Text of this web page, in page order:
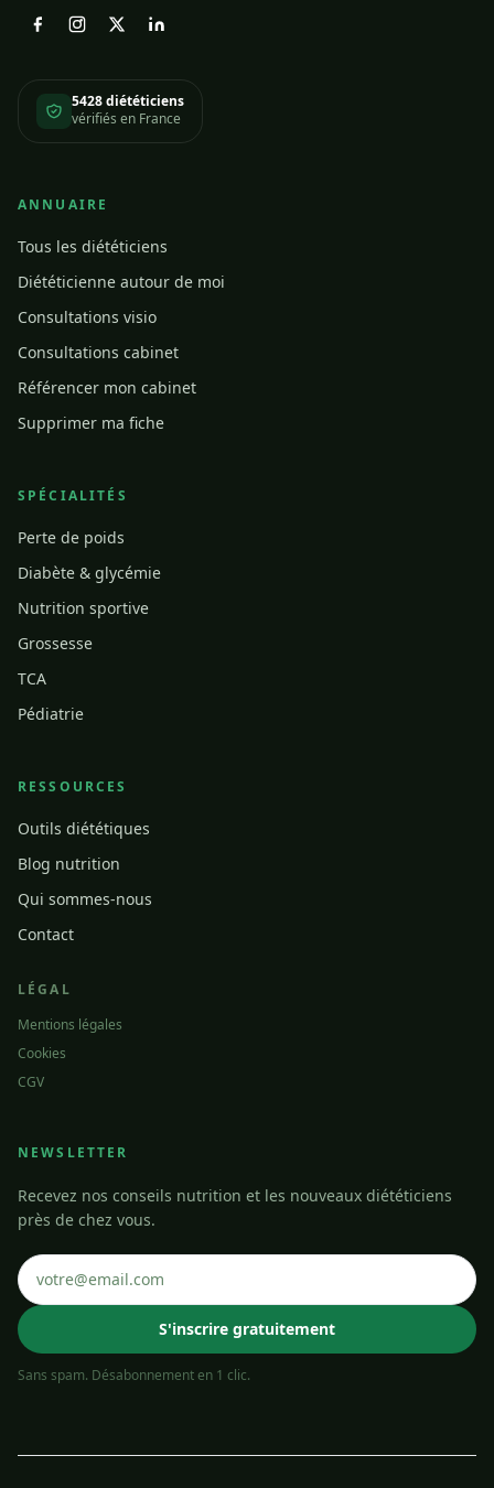
5428 diététiciens
vérifiés en France
ANNUAIRE
Tous les diététiciens
Diététicienne autour de moi
Consultations visio
Consultations cabinet
Référencer mon cabinet
Supprimer ma fiche
SPÉCIALITÉS
Perte de poids
Diabète & glycémie
Nutrition sportive
Grossesse
TCA
Pédiatrie
RESSOURCES
Outils diététiques
Blog nutrition
Qui sommes-nous
Contact
LÉGAL
Mentions légales
Cookies
CGV
NEWSLETTER
Recevez nos conseils nutrition et les nouveaux diététiciens
près de chez vous.
S'inscrire gratuitement
Sans spam. Désabonnement en 1 clic.